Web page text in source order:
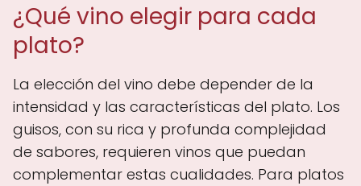
¿Qué vino elegir para cada
plato?
La elección del vino debe depender de la
intensidad y las características del plato. Los
guisos, con su rica y profunda complejidad
de sabores, requieren vinos que puedan
complementar estas cualidades. Para platos